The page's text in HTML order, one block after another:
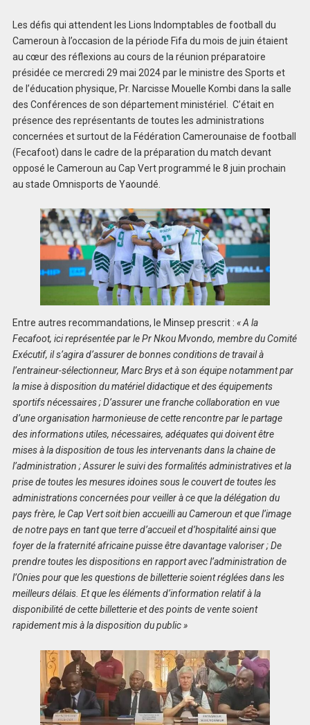
Les défis qui attendent les Lions Indomptables de football du
Cameroun à l’occasion de la période Fifa du mois de juin étaient
au cœur des réflexions au cours de la réunion préparatoire
présidée ce mercredi 29 mai 2024 par le ministre des Sports et
de l’éducation physique, Pr. Narcisse Mouelle Kombi dans la salle
des Conférences de son département ministériel. C’était en
présence des représentants de toutes les administrations
concernées et surtout de la Fédération Camerounaise de football
(Fecafoot) dans le cadre de la préparation du match devant
opposé le Cameroun au Cap Vert programmé le 8 juin prochain
au stade Omnisports de Yaoundé.
Entre autres recommandations, le Minsep prescrit : « A la
Fecafoot, ici représentée par le Pr Nkou Mvondo, membre du Comité
Exécutif, il s’agira d’assurer de bonnes conditions de travail à
l’entraineur-sélectionneur, Marc Brys et à son équipe notamment par
la mise à disposition du matériel didactique et des équipements
sportifs nécessaires ; D’assurer une franche collaboration en vue
d’une organisation harmonieuse de cette rencontre par le partage
des informations utiles, nécessaires, adéquates qui doivent être
mises à la disposition de tous les intervenants dans la chaine de
l’administration ; Assurer le suivi des formalités administratives et la
prise de toutes les mesures idoines sous le couvert de toutes les
administrations concernées pour veiller à ce que la délégation du
pays frère, le Cap Vert soit bien accueilli au Cameroun et que l’image
de notre pays en tant que terre d’accueil et d’hospitalité ainsi que
foyer de la fraternité africaine puisse être davantage valoriser ; De
prendre toutes les dispositions en rapport avec l’administration de
l’Onies pour que les questions de billetterie soient réglées dans les
meilleurs délais. Et que les éléments d’information relatif à la
disponibilité de cette billetterie et des points de vente soient
rapidement mis à la disposition du public »